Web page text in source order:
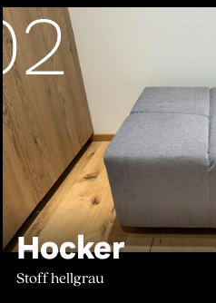
Hocker
Stoff hellgrau